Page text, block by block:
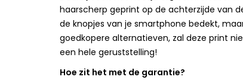
haarscherp geprint op de achterzijde van
de knopjes van je smartphone bedekt,
goedkopere alternatieven, zal deze print
een hele geruststelling!
Hoe zit het met de garantie?